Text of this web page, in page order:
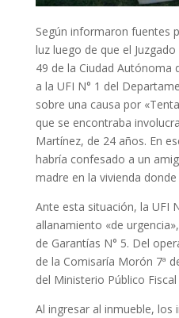
Según informaron fuentes
luz luego de que el
49 de la Ciudad Autónoma
a la UFI N° 1 del
sobre una causa por
que se encontraba
Martínez, de 24 años. En
habría confesado a un
madre en la vivienda
Ante esta situación, la UFI
allanamiento «de
de Garantías N° 5. Del
de la Comisaría Morón 7ª
del Ministerio Público
Al ingresar al inmueble, los